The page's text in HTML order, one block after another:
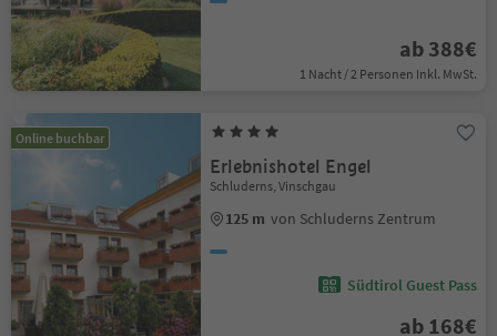
ab 388€
1 Nacht / 2 Personen Inkl. MwSt.
Online buchbar
Erlebnishotel Engel
Schluderns, Vinschgau
125 m von Schluderns Zentrum
Südtirol Guest Pass
ab 168€